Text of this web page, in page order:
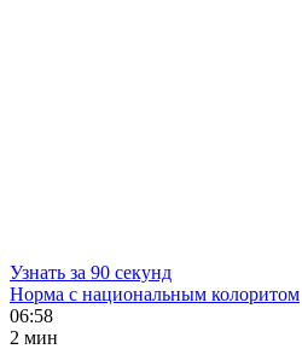
Узнать за 90 секунд
Норма с национальным колоритом
06:58
2 мин